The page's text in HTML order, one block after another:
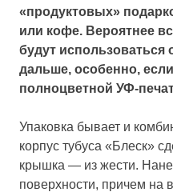
«продуктовых»
или кофе. Вероятнее
будут использоваться
дальше, особенно,
полноцветной УФ-
Упаковка бывает и
корпус тубуса «Блеск»
крышка — из жести.
поверхности, причем на